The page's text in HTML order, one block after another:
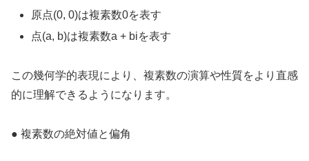
原点(0, 0)は複素数0を表す
点(a, b)は複素数a + biを表す
この幾何学的表現により、複素数の演算や性質をより直感
的に理解できるようになります。
● 複素数の絶対値と偏角